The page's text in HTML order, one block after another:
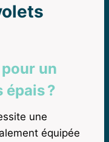
un
?
une
équipée